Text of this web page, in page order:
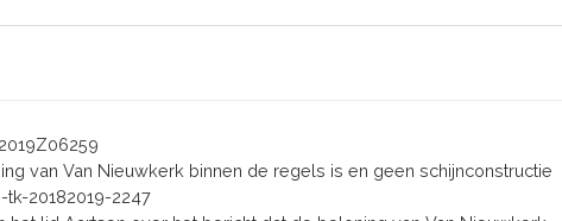
van Van Nieuwkerk binnen de regels is en geen schijnconstructie
20182019-2247